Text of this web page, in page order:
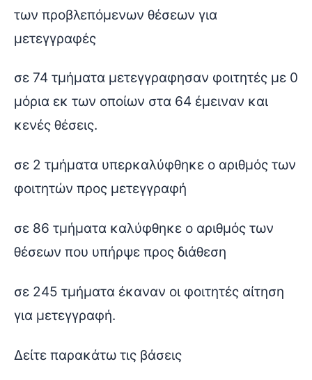
των προβλεπόμενων θέσεων για
μετεγγραφές
σε 74 τμήματα μετεγγραφησαν φοιτητές με 0
μόρια εκ των οποίων στα 64 έμειναν και
κενές θέσεις.
σε 2 τμήματα υπερκαλύφθηκε ο αριθμός των
φοιτητών προς μετεγγραφή
σε 86 τμήματα καλύφθηκε ο αριθμός των
θέσεων που υπήρψε προς διάθεση
σε 245 τμήματα έκαναν οι φοιτητές αίτηση
για μετεγγραφή.
Δείτε παρακάτω τις βάσεις